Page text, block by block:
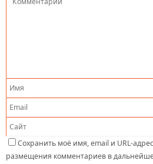
Сохранить моё имя, email и URL-
размещения комментариев в